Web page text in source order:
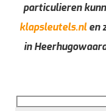
particulieren
klapsleutels.nlen
in